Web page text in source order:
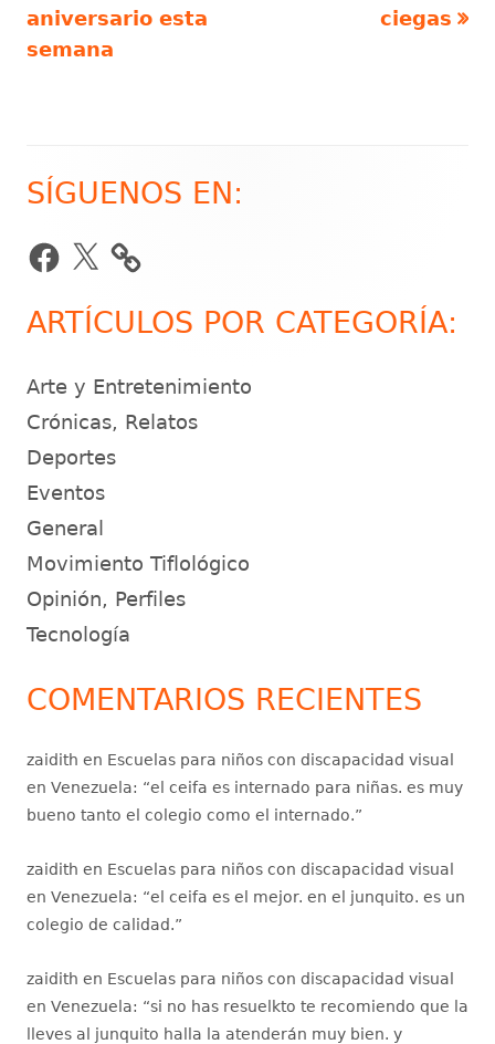
entradas
aniversario esta
semana
ciegas
Barra
lateral
SÍGUENOS EN:
Facebook
X
ARTÍCULOS POR CATEGORÍA:
Arte y Entretenimiento
Crónicas, Relatos
Deportes
Eventos
General
Movimiento Tiflológico
Opinión, Perfiles
Tecnología
COMENTARIOS RECIENTES
zaidith en Escuelas para niños con discapacidad visual
en Venezuela: “el ceifa es internado para niñas. es muy
bueno tanto el colegio como el internado.”
zaidith en Escuelas para niños con discapacidad visual
en Venezuela: “el ceifa es el mejor. en el junquito. es un
colegio de calidad.”
zaidith en Escuelas para niños con discapacidad visual
en Venezuela: “si no has resuelkto te recomiendo que la
lleves al junquito halla la atenderán muy bien. y